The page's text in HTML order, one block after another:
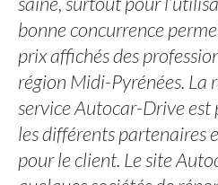
bonne concurrence
prix affichés des
région Midi-Pyrénées. La
service Autocar-Drive est
les différents partenaires
pour le client. Le site